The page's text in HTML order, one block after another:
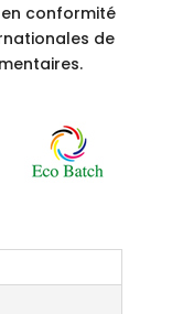
conformité
de